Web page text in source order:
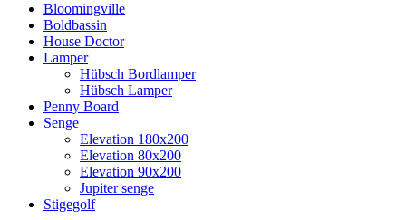
Bloomingville
Boldbassin
House Doctor
Lamper
Hübsch Bordlamper
Hübsch Lamper
Penny Board
Senge
Elevation 180x200
Elevation 80x200
Elevation 90x200
Jupiter senge
Stigegolf